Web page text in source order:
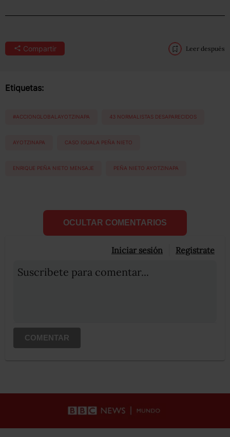
Compartir Leer después
Etiquetas:
#ACCIONGLOBALAYOTZINAPA 43 NORMALISTAS DESAPARECIDOS
AYOTZINAPA CASO IGUALA PEÑA NIETO
ENRIQUE PEÑA NIETO MENSAJE PEÑA NIETO AYOTZINAPA
OCULTAR COMENTARIOS
Iniciar sesión Registrate
Suscribete para comentar...
COMENTAR